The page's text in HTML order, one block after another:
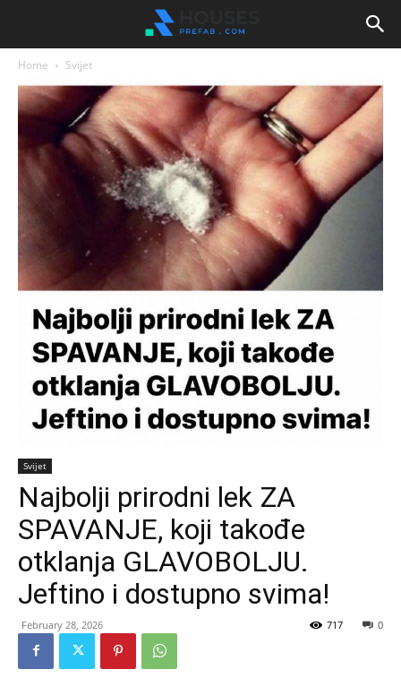
Home Svijet
Svijet
Najbolji prirodni lek ZA
SPAVANJE, koji takođe
otklanja GLAVOBOLJU.
Jeftino i dostupno svima!
February 28, 2026 0
717